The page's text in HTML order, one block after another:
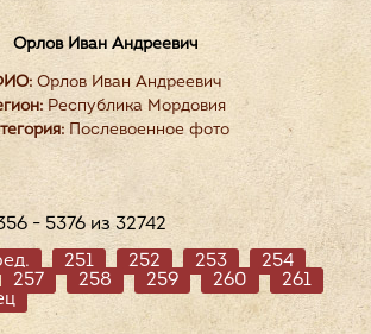
Орлов Иван Андреевич
Орлов Иван Андреевич
Республика Мордовия
Послевоенное фото
- 5376 из 32742
251 252 253
254
257 258 259 260
261